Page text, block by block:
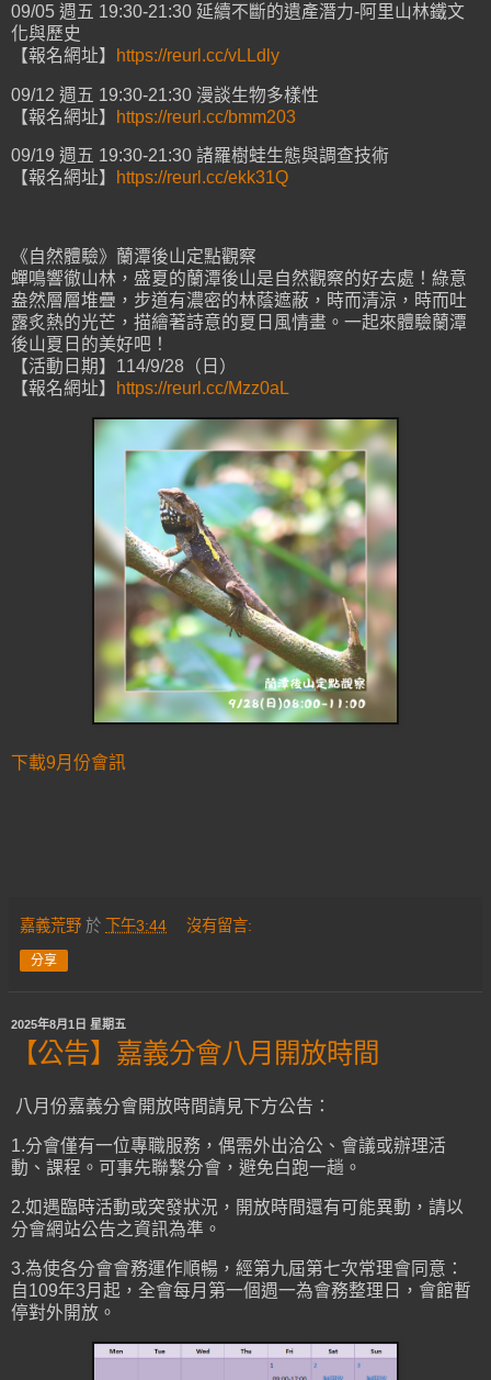
09/05 週五 19:30-21:30 延續不斷的遺產潛力-阿里山林鐵文
化與歷史
【報名網址】
https://reurl.cc/vLLdly
09/12 週五 19:30-21:30 漫談生物多樣性
【報名網址】
https://reurl.cc/bmm203
09/19 週五 19:30-21:30 諸羅樹蛙生態與調查技術
【報名網址】
https://reurl.cc/ekk31Q
《自然體驗》蘭潭後山定點觀察
蟬鳴響徹山林，盛夏的蘭潭後山是自然觀察的好去處！綠意
盎然層層堆疊，步道有濃密的林蔭遮蔽，時而清涼，時而吐
露炙熱的光芒，描繪著詩意的夏日風情畫。一起來體驗蘭潭
後山夏日的美好吧！
【活動日期】114/9/28（日）
【報名網址】
https://reurl.cc/Mzz0aL
下載9月份會訊
嘉義荒野 於 下午3:44 沒有留言:
分享
2025年8月1日 星期五
【公告】嘉義分會八月開放時間
八月份嘉義分會開放時間請見下方公告：
1.分會僅有一位專職服務，偶需外出洽公、會議或辦理活
動、課程。可事先聯繫分會，避免白跑一趟。
2.如遇臨時活動或突發狀況，開放時間還有可能異動，請以
分會網站公告之資訊為準。
3.為使各分會會務運作順暢，經第九屆第七次常理會同意：
自109年3月起，全會每月第一個週一為會務整理日，會館暫
停對外開放。​